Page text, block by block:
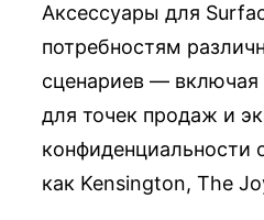
Аксессуары для
потребностям
сценариев — включая
для точек продаж и
конфиденциальности
как Kensington, The